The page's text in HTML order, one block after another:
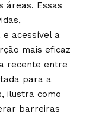
áreas. Essas
acessível a
mais eficaz
recente entre
para a
ilustra como
barreiras